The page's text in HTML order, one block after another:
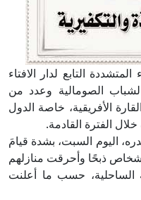
التابع لدار الافتاء
الصومالية وعدد من
الأفريقية، خاصة الدول
الفترة القادمة.
اليوم السبت، بشدة قيامَ
ذبحًا وأحرقت منازلهم
الساحلية، حسب ما أعلنت